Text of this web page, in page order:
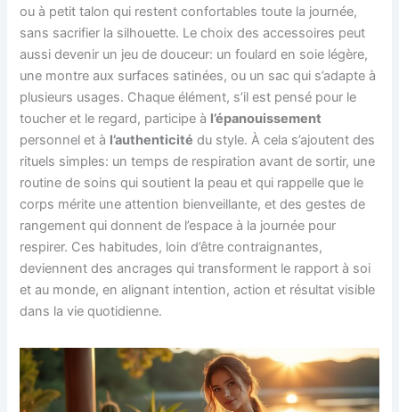
ou à petit talon qui restent confortables toute la journée,
sans sacrifier la silhouette. Le choix des accessoires peut
aussi devenir un jeu de douceur: un foulard en soie légère,
une montre aux surfaces satinées, ou un sac qui s’adapte à
plusieurs usages. Chaque élément, s’il est pensé pour le
toucher et le regard, participe à l’épanouissement
personnel et à l’authenticité du style. À cela s’ajoutent des
rituels simples: un temps de respiration avant de sortir, une
routine de soins qui soutient la peau et qui rappelle que le
corps mérite une attention bienveillante, et des gestes de
rangement qui donnent de l’espace à la journée pour
respirer. Ces habitudes, loin d’être contraignantes,
deviennent des ancrages qui transforment le rapport à soi
et au monde, en alignant intention, action et résultat visible
dans la vie quotidienne.